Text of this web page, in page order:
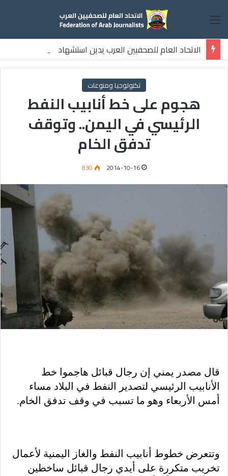
القائمة
الاتحاد العام للصحفيين العرب يدين استشهاد
ثلاثة صحفيين فلسطينيين باستهداف إسرائيلي وسط قطاع غزة
تكنولوجيا ومنوعات
هجوم على خط أنابيب النفط
الرئيسي في اليمن.. وتوقف
تدفق الخام
2014-10-16
830
قال مصدر يمني إن رجال قبائل هاجموا خط
الأنابيب الرئيسي لتصدير النفط في البلاد مساء
أمس الأربعاء وهو ما تسبب في وقف تدفق الخام.
وتتعرض خطوط أنابيب النفط والغاز اليمنية لأعمال
تخريب متكررة على أيدي رجال قبائل ساخطين